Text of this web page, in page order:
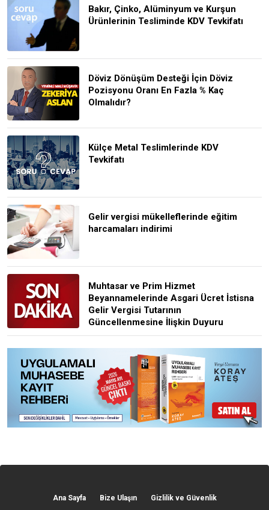
Bakır, Çinko, Alüminyum ve Kurşun
Ürünlerinin Tesliminde KDV Tevkifatı
Döviz Dönüşüm Desteği İçin Döviz
Pozisyonu Oranı En Fazla % Kaç
Olmalıdır?
Külçe Metal Teslimlerinde KDV
Tevkifatı
Gelir vergisi mükelleflerinde eğitim
harcamaları indirimi
Muhtasar ve Prim Hizmet
Beyannamelerinde Asgari Ücret İstisna
Gelir Vergisi Tutarının
Güncellenmesine İlişkin Duyuru
Ana Sayfa Bize Ulaşın Gizlilik ve Güvenlik